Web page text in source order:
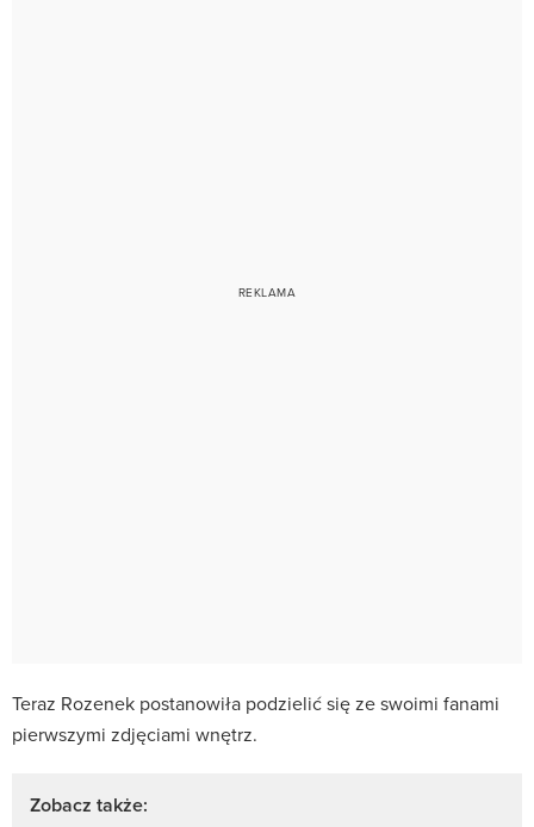
Teraz Rozenek postanowiła podzielić się ze swoimi fanami
pierwszymi zdjęciami wnętrz.
Zobacz także: